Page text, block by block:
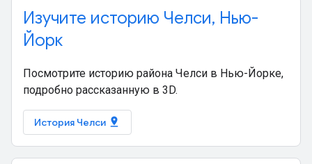
Изучите историю Челси, Нью-
Йорк
Посмотрите историю района Челси в Нью-Йорке,
подробно рассказанную в 3D.
История Челси pin_drop